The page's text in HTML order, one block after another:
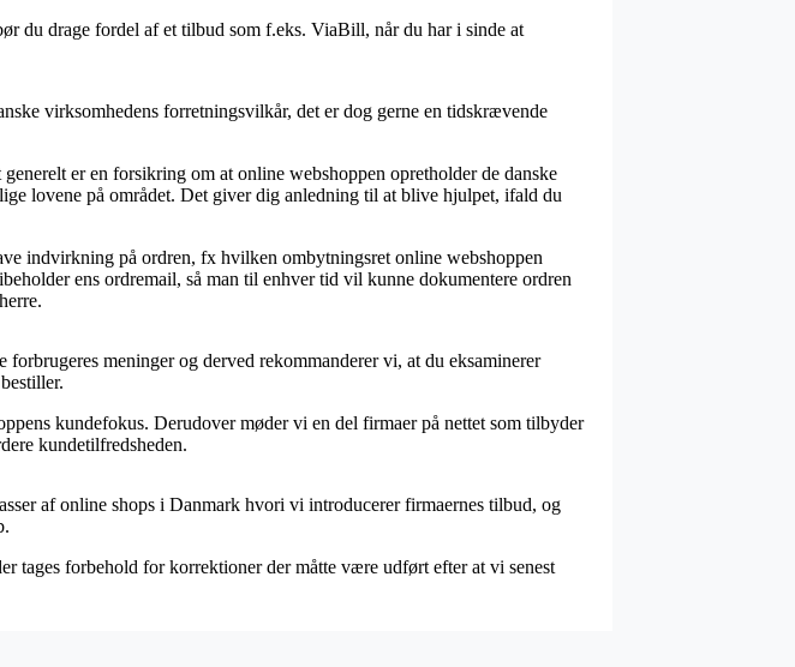
du drage fordel af et tilbud som f.eks. ViaBill, når du har i sinde at
virksomhedens forretningsvilkår, det er dog gerne en tidskrævende
er en forsikring om at online webshoppen opretholder de danske
lovene på området. Det giver dig anledning til at blive hjulpet, ifald du
indvirkning på ordren, fx hvilken ombytningsret online webshoppen
ens ordremail, så man til enhver tid vil kunne dokumentere ordren
meninger og derved rekommanderer vi, at du eksaminerer
kundefokus. Derudover møder vi en del firmaer på nettet som tilbyder
kundetilfredsheden.
af online shops i Danmark hvori vi introducerer firmaernes tilbud, og
tages forbehold for korrektioner der måtte være udført efter at vi senest